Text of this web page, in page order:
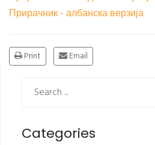
Прирачник - албанска верзија
Print Email
Categories